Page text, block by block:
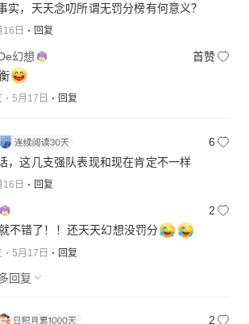
实，天天念叨所谓无罚分榜有何意义？
16日 回复
幻想
首赞
5月17日 回复
6
，这几支强队表现和现在肯定不一样
16日 回复
2
不错了！！还天天幻想没罚分
5月17日 回复
回复
2